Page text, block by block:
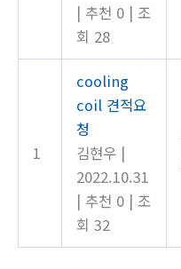
| 추천 0 | 조
회 28
1
cooling
coil 견적요
청
김현우 |
2022.10.31
| 추천 0 | 조
회 32